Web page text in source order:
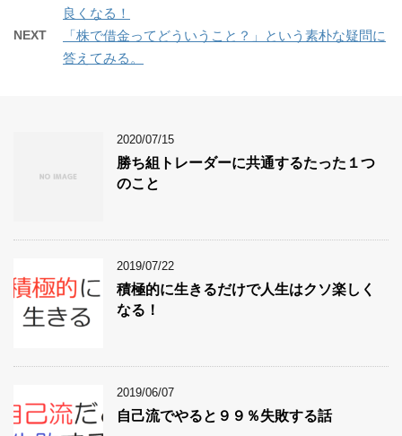
良くなる！
NEXT
「株で借金ってどういうこと？」という素朴な疑問に
答えてみる。
2020/07/15
勝ち組トレーダーに共通するたった１つ
のこと
2019/07/22
積極的に生きるだけで人生はクソ楽しく
なる！
2019/06/07
自己流でやると９９％失敗する話